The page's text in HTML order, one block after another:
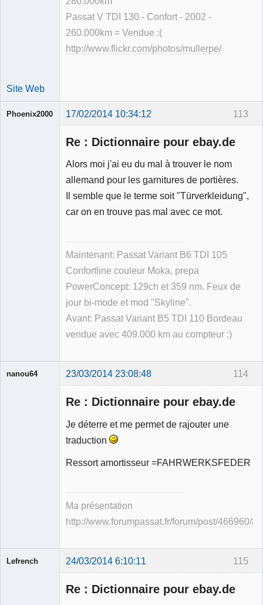
Passat V TDI 130 - Confort - 2002 -
260.000km = Vendue :(
http://www.flickr.com/photos/mullerpe/
Site Web
113
Phoenix2000 17/02/2014 10:34:12
Re : Dictionnaire pour ebay.de
Alors moi j'ai eu du mal à trouver le nom
allemand pour les garnitures de portières.
Il semble que le terme soit "Türverkleidung",
car on en trouve pas mal avec ce mot.
Maintenant: Passat Variant B6 TDI 105
Confortline couleur Moka, prepa
PowerConcept: 129ch et 359 nm. Feux de
jour bi-mode et mod "Skyline".
Avant: Passat Variant B5 TDI 110 Bordeau
vendue avec 409.000 km au compteur :)
114
nanou64 23/03/2014 23:08:48
Re : Dictionnaire pour ebay.de
Je déterre et me permet de rajouter une
traduction
Ressort amortisseur =FAHRWERKSFEDER
Ma présentation
http://www.forumpassat.fr/forum/post/466960/
115
Lefrench 24/03/2014 6:10:11
Re : Dictionnaire pour ebay.de